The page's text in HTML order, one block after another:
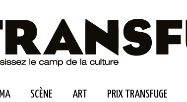
SCÈNE ART PRIX TRANSFUGE